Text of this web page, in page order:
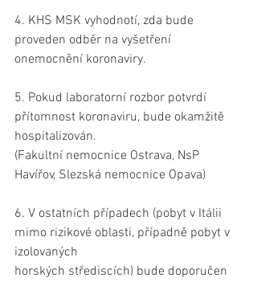
4. KHS MSK vyhodnotí, zda bude
proveden odběr na vyšetření
onemocnění koronaviry.
5. Pokud laboratorní rozbor potvrdí
přítomnost koronaviru, bude okamžitě
hospitalizován.
(Fakultní nemocnice Ostrava, NsP
Havířov, Slezská nemocnice Opava)
6. V ostatních případech (pobyt v Itálii
mimo rizikové oblasti, případně pobyt v
izolovaných
horských střediscích) bude doporučen